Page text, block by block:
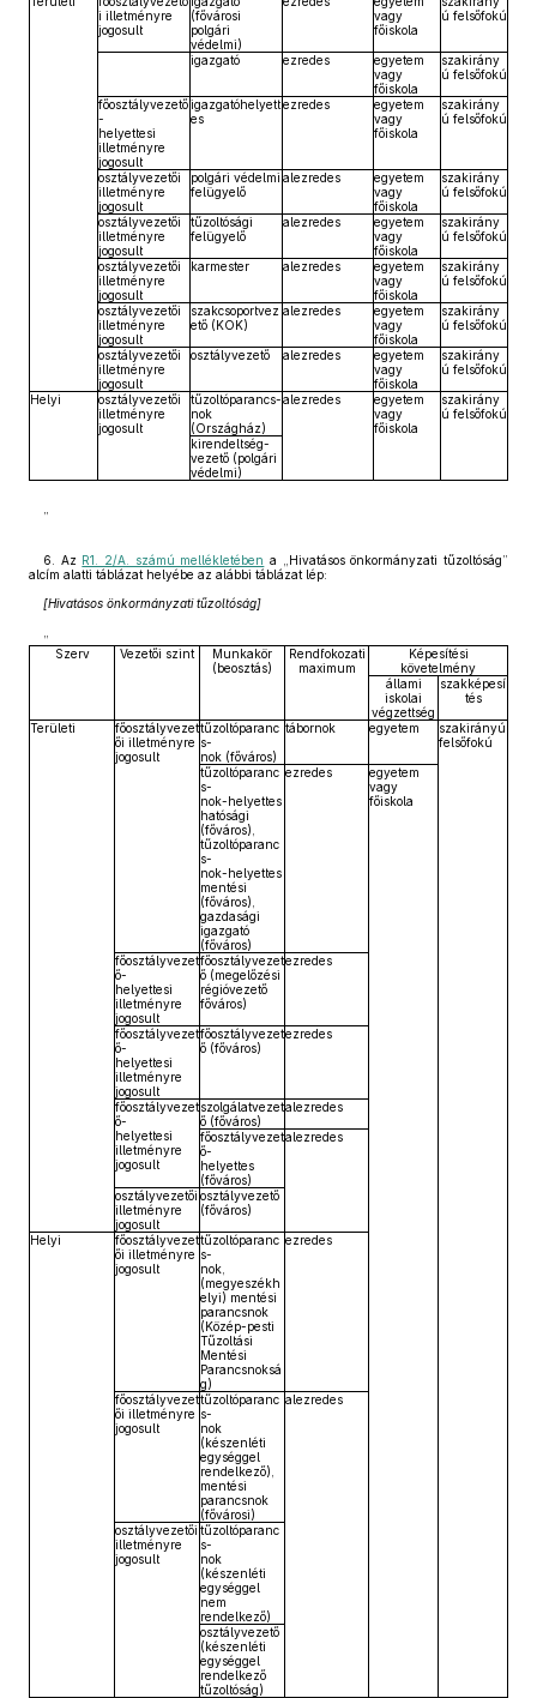
i illetményre
jogosult
(fővárosi
polgári
védelmi)
vagy
főiskola
ú felsőfokú
igazgató ezredes
egyetem
vagy
főiskola
szakirány
ú felsőfokú
főosztályvezető
-
helyettesi
illetményre
jogosult
igazgatóhelyett
es
ezredes
egyetem
vagy
főiskola
szakirány
ú felsőfokú
osztályvezetői
illetményre
jogosult
polgári védelmi
felügyelő
alezredes
egyetem
vagy
főiskola
szakirány
ú felsőfokú
osztályvezetői
illetményre
jogosult
tűzoltósági
felügyelő
alezredes
egyetem
vagy
főiskola
szakirány
ú felsőfokú
osztályvezetői
illetményre
jogosult
karmester alezredes
egyetem
vagy
főiskola
szakirány
ú felsőfokú
osztályvezetői
illetményre
jogosult
szakcsoportvez
ető (KOK)
alezredes
egyetem
vagy
főiskola
szakirány
ú felsőfokú
osztályvezetői
illetményre
jogosult
osztályvezető alezredes
egyetem
vagy
főiskola
szakirány
ú felsőfokú
Helyi
osztályvezetői
illetményre
jogosult
tűzoltóparancs-
nok
(Országház)
alezredes
egyetem
vagy
főiskola
szakirány
ú felsőfokú
kirendeltség-
vezető (polgári
védelmi)
”
6. Az R1. 2/A. számú mellékletében a „Hivatásos önkormányzati tűzoltóság”
alcím alatti táblázat helyébe az alábbi táblázat lép:
[Hivatásos önkormányzati tűzoltóság]
Szerv
Vezetői szint
Munkakör
(beosztás)
Rendfokozati
maximum
Képesítési
követelmény
állami
iskolai
végzettség
szakképesí
tés
Területi
főosztályvezet
ői illetményre
jogosult
tűzoltóparanc
s-
nok (főváros)
tábornok egyetem
szakirányú
felsőfokú
tűzoltóparanc
s-
nok-helyettes
hatósági
(főváros),
tűzoltóparanc
s-
nok-helyettes
mentési
(főváros),
gazdasági
igazgató
(főváros)
ezredes
egyetem
vagy
főiskola
főosztályvezet
ő-
helyettesi
illetményre
jogosult
főosztályvezet
ő (megelőzési
régióvezető
főváros)
ezredes
főosztályvezet
ő-
helyettesi
illetményre
jogosult
főosztályvezet
ő (főváros)
ezredes
főosztályvezet
ő-
helyettesi
illetményre
jogosult
szolgálatvezet
ő (főváros)
alezredes
főosztályvezet
ő-
helyettes
(főváros)
alezredes
osztályvezetői
illetményre
jogosult
osztályvezető
(főváros)
Helyi
főosztályvezet
ői illetményre
jogosult
tűzoltóparanc
s-
nok,
(megyeszékh
elyi) mentési
parancsnok
(Közép-pesti
Tűzoltási
Mentési
Parancsnoksá
g)
ezredes
főosztályvezet
ői illetményre
jogosult
tűzoltóparanc
s-
nok
(készenléti
egységgel
rendelkező),
mentési
parancsnok
(fővárosi)
alezredes
osztályvezetői
illetményre
jogosult
tűzoltóparanc
s-
nok
(készenléti
egységgel
nem
rendelkező)
osztályvezető
(készenléti
egységgel
rendelkező
tűzoltóság)